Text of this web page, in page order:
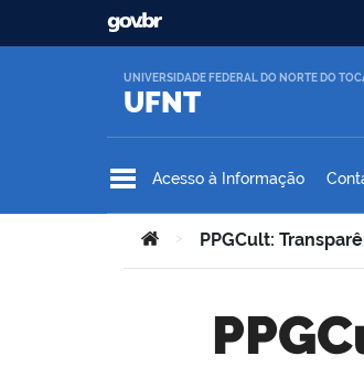
Ir para o conteúdo
UNIVERSIDADE FEDERAL DO NORTE DO
UFNT
Acesso à Informação
Você está aqui:
> PPGCult: